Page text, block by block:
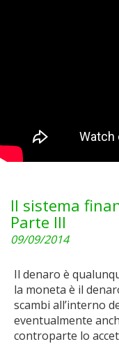
Il sistema
Parte III
09/09/2014
Il denaro è
la moneta è il
scambi all’interno
eventualmente
controparte lo